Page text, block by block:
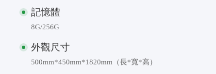
記憶體
8G/256G
外觀尺寸
500mm*450mm*1820mm（長*寬*高）